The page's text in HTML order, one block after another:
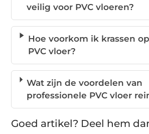
veilig voor PVC vloeren?
Hoe voorkom ik krassen
PVC vloer?
Wat zijn de voordelen van
professionele PVC vloer
Goed artikel? Deel hem